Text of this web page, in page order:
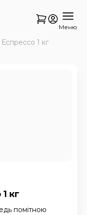
Меню
1 кг
кг
помітною